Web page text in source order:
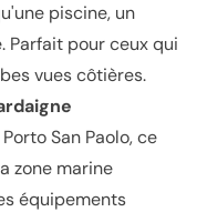
piscine, un
Parfait pour ceux qui
vues côtières.
San Paolo, ce
zone marine
équipements